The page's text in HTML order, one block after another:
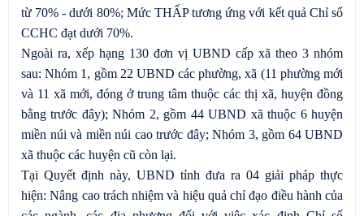
từ 70% - dưới 80%; Mức THẤP tương ứng với kết quả Chỉ số
CCHC đạt dưới 70%.
Ngoài ra, xếp hạng 130 đơn vị UBND cấp xã theo 3 nhóm
sau: Nhóm 1, gồm 22 UBND các phường, xã (11 phường mới
và 11 xã mới, đóng ở trung tâm thuộc các thị xã, huyện đồng
bằng trước đây); Nhóm 2, gồm 44 UBND xã thuộc 6 huyện
miền núi và miền núi cao trước đây; Nhóm 3, gồm 64 UBND
xã thuộc các huyện cũ còn lại.
Tại Quyết định này, UBND tỉnh đưa ra 04 giải pháp thực
hiện: Nâng cao trách nhiệm và hiệu quả chỉ đạo điều hành của